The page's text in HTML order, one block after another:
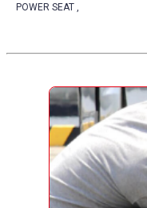
POWER SEAT ,